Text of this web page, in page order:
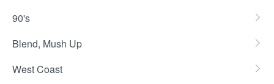
90's
Blend, Mush Up
West Coast